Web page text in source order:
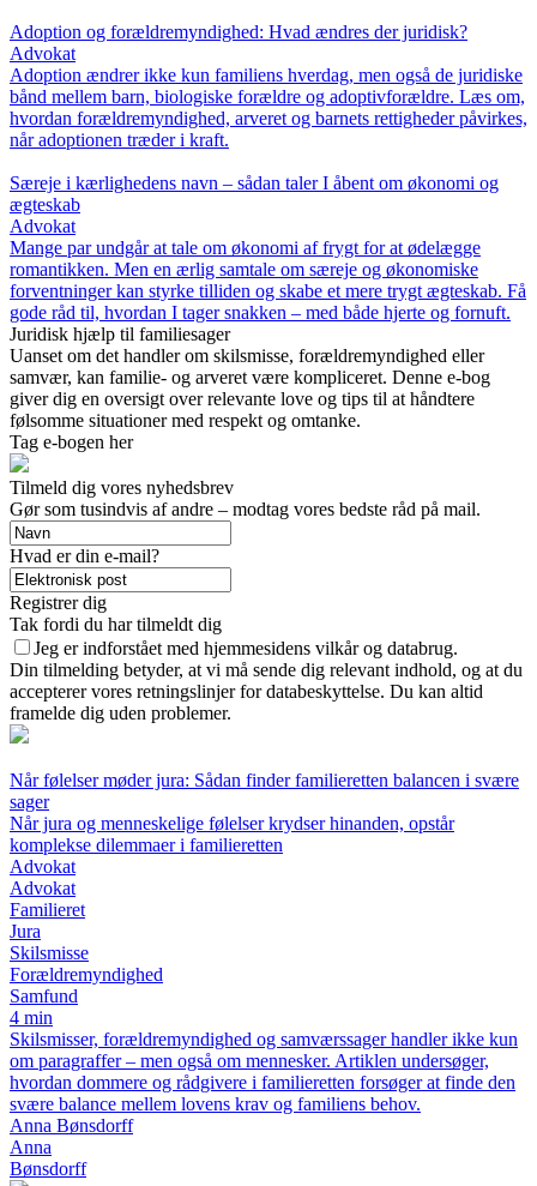
Adoption og forældremyndighed: Hvad ændres der juridisk?
Advokat
Adoption ændrer ikke kun familiens hverdag, men også de juridiske
bånd mellem barn, biologiske forældre og adoptivforældre. Læs om,
hvordan forældremyndighed, arveret og barnets rettigheder påvirkes,
når adoptionen træder i kraft.
Særeje i kærlighedens navn – sådan taler I åbent om økonomi og
ægteskab
Advokat
Mange par undgår at tale om økonomi af frygt for at ødelægge
romantikken. Men en ærlig samtale om særeje og økonomiske
forventninger kan styrke tilliden og skabe et mere trygt ægteskab. Få
gode råd til, hvordan I tager snakken – med både hjerte og fornuft.
Juridisk hjælp til familiesager
Uanset om det handler om skilsmisse, forældremyndighed eller
samvær, kan familie- og arveret være kompliceret. Denne e-bog
giver dig en oversigt over relevante love og tips til at håndtere
følsomme situationer med respekt og omtanke.
Tag e-bogen her
Tilmeld dig vores nyhedsbrev
Gør som tusindvis af andre – modtag vores bedste råd på mail.
Hvad er din e-mail?
Registrer dig
Tak fordi du har tilmeldt dig
Jeg er indforstået med hjemmesidens vilkår og databrug.
Din tilmelding betyder, at vi må sende dig relevant indhold, og at du
accepterer vores retningslinjer for databeskyttelse. Du kan altid
framelde dig uden problemer.
Når følelser møder jura: Sådan finder familieretten balancen i svære
sager
Når jura og menneskelige følelser krydser hinanden, opstår
komplekse dilemmaer i familieretten
Advokat
Advokat
Familieret
Jura
Skilsmisse
Forældremyndighed
Samfund
4 min
Skilsmisser, forældremyndighed og samværssager handler ikke kun
om paragraffer – men også om mennesker. Artiklen undersøger,
hvordan dommere og rådgivere i familieretten forsøger at finde den
svære balance mellem lovens krav og familiens behov.
Anna Bønsdorff
Anna
Bønsdorff